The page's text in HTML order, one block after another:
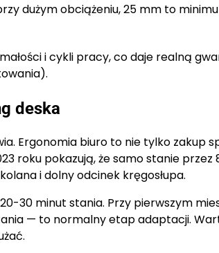
dużym obciążeniu, 25 mm to
i cykli pracy, co daje realną
deska
Ergonomia biuro to nie tylko zakup
roku pokazują, że samo stanie przez
i dolny odcinek kręgosłupa.
30 minut stania. Przy pierwszym
— to normalny etap adaptacji.